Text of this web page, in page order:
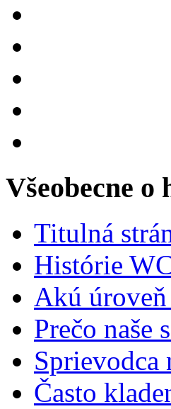
Všeobecne o
Titulná
Histórie
Akú
Prečo naše
Sprievodca
Často